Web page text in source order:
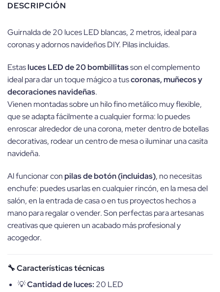
DESCRIPCIÓN
Guirnalda de 20 luces LED blancas, 2 metros, ideal para
coronas y adornos navideños DIY. Pilas incluidas.
Estasluces LED de 20 bombillitasson el complemento
ideal para dar un toque mágico a tuscoronas, muñecos y
decoraciones navideñas.
Vienen montadas sobre un hilo fino metálico muy flexible,
que se adapta fácilmente a cualquier forma: lo puedes
enroscar alrededor de una corona, meter dentro de botellas
decorativas, rodear un centro de mesa o iluminar una casita
navideña.
Al funcionar con pilas de botón (incluidas), no necesitas
enchufe: puedes usarlas en cualquier rincón, en la mesa del
salón, en la entrada de casa o en tus proyectos hechos a
mano para regalar o vender. Son perfectas para artesanas
creativas que quieren un acabado más profesional y
acogedor.
🔧 Características técnicas
💡Cantidad de luces: 20 LED